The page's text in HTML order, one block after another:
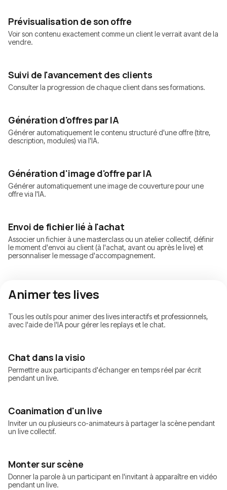
Prévisualisation de son offre
Voir son contenu exactement comme un client le verrait avant de la
vendre.
Suivi de l'avancement des clients
Consulter la progression de chaque client dans ses formations.
Génération d'offres par IA
Générer automatiquement le contenu structuré d'une offre (titre,
description, modules) via l'IA.
Génération d'image d'offre par IA
Générer automatiquement une image de couverture pour une
offre via l'IA.
Envoi de fichier lié à l'achat
Associer un fichier à une masterclass ou un atelier collectif, définir
le moment d'envoi au client (à l'achat, avant ou après le live) et
personnaliser le message d'accompagnement.
Animer tes lives
Tous les outils pour animer des lives interactifs et professionnels,
avec l'aide de l'IA pour gérer les replays et le chat.
Chat dans la visio
Permettre aux participants d'échanger en temps réel par écrit
pendant un live.
Coanimation d'un live
Inviter un ou plusieurs co-animateurs à partager la scène pendant
un live collectif.
Monter sur scène
Donner la parole à un participant en l'invitant à apparaître en vidéo
pendant un live.